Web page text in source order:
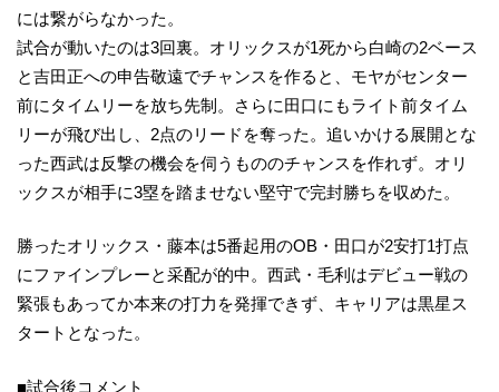
には繋がらなかった。
試合が動いたのは3回裏。オリックスが1死から白崎の2ベース
と吉田正への申告敬遠でチャンスを作ると、モヤがセンター
前にタイムリーを放ち先制。さらに田口にもライト前タイム
リーが飛び出し、2点のリードを奪った。追いかける展開とな
った西武は反撃の機会を伺うもののチャンスを作れず。オリ
ックスが相手に3塁を踏ませない堅守で完封勝ちを収めた。
勝ったオリックス・藤本は5番起用のOB・田口が2安打1打点
にファインプレーと采配が的中。西武・毛利はデビュー戦の
緊張もあってか本来の打力を発揮できず、キャリアは黒星ス
タートとなった。
■試合後コメント